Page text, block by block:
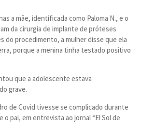
a mãe, identificada como Paloma N., e o
da cirurgia de implante de próteses
do procedimento, a mulher disse que ela
porque a menina tinha testado positivo
que a adolescente estava
grave.
de Covid tivesse se complicado durante
o pai, em entrevista ao jornal “El Sol de